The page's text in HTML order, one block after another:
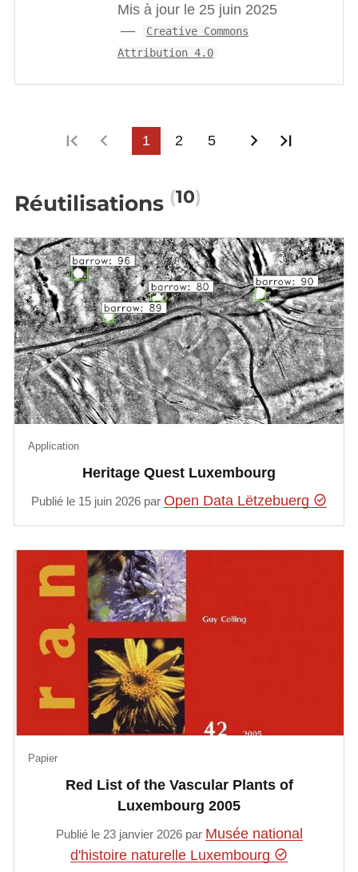
Mis à jour le 25 juin 2025
Creative Commons
Attribution 4.0
Première page
Page précédente
1 2 5 Page
Réutilisations 10
Heritage Quest Luxembourg
Application
Publié le 15 juin 2026 par Open Data Lëtzebuerg
Red List of the Vascular Plants of
Luxembourg 2005
Papier
Publié le 23 janvier 2026 par Musée national
d'histoire naturelle Luxembourg